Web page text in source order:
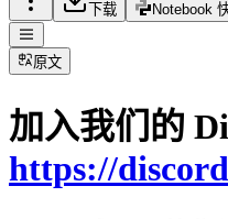
下载 Notebook
原文
加入我们的
https://